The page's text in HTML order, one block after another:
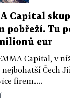
Capital
pobřeží. Tu
eur
Capital, v
Čech
firem....